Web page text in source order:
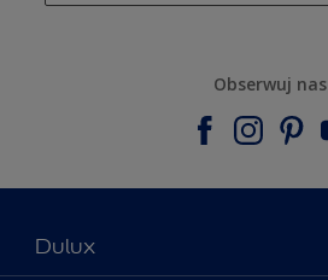
Obserwuj nas
Dulux